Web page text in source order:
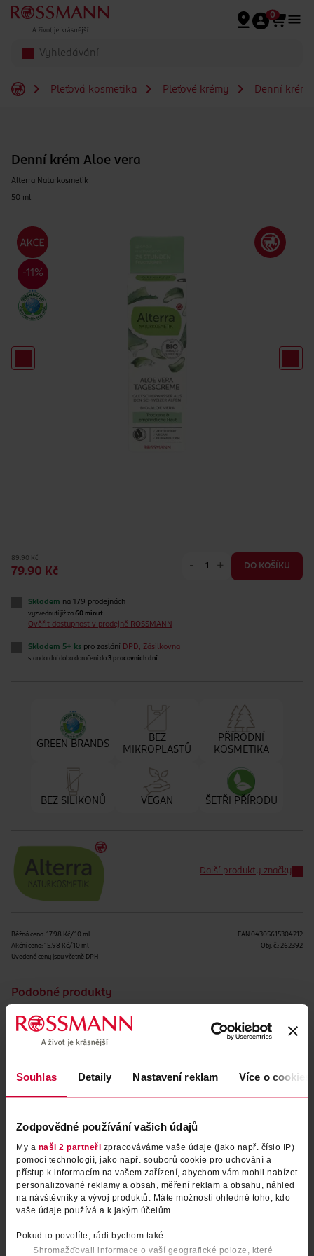
Souhlas Detaily Nastavení reklam Více o cookies
Zodpovědné používání vašich údajů
My a naši 2 partneři zpracováváme vaše údaje (jako např. číslo IP)
pomocí technologií, jako např. souborů cookie pro uchování a
přístup k informacím na vašem zařízení, abychom vám mohli nabízet
personalizované reklamy a obsah, měření reklam a obsahu, náhled
na návštěvníky a vývoj produktů. Máte možnosti ohledně toho, kdo
vaše údaje používá a k jakým účelům.
Pokud to povolíte, rádi bychom také:
Shromažďovali informace o vaší geografické poloze, které
Přeskočit na hlavmní obsah
0
Pleťová kosmetika Pleťové krémy Denní krémy
Denní krém Aloe vera
Alterra Naturkosmetik
50 ml
89.90 Kč
79.90 Kč
- + DO KOŠÍKU
Skladem na 179 prodejnách
vyzvednutí již za 60 minut
Ověřit dostupnost v prodejně ROSSMANN
Skladem 5+ ks pro zaslání DPD, Zásilkovna
standardní doba doručení do 3 pracovních dní
GREEN BRANDS
BEZ
MIKROPLASTŮ
PŘÍRODNÍ
KOSMETIKA
BEZ SILIKONŮ VEGAN ŠETŘI PŘÍRODU
Další produkty značky
Běžná cena: 17.98 Kč/10 ml
Akční cena: 15.98 Kč/10 ml
Uvedené ceny jsou včetně DPH
EAN 04305615304212
Obj. č.: 262392
Podobné produkty
Denní krém bio hroznové víno
& bio bílý čaj
Alterra Naturkosmetik 50 ml
89.90 Kč
Denní krém Black Rice SPF
50+